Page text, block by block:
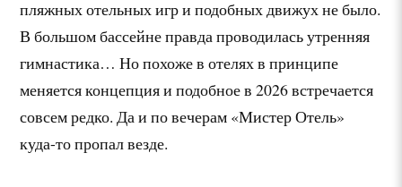
пляжных отельных игр и подобных движух не было.
В большом бассейне правда проводилась утренняя
гимнастика… Но похоже в отелях в принципе
меняется концепция и подобное в 2026 встречается
совсем редко. Да и по вечерам «Мистер Отель»
куда-то пропал везде.